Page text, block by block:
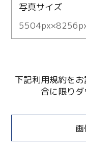
写真サイズ
下記利用規約を
合に限りダ